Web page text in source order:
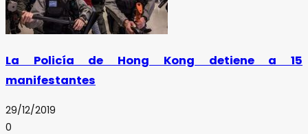
La Policía de Hong Kong detiene a 15
manifestantes
29/12/2019
0